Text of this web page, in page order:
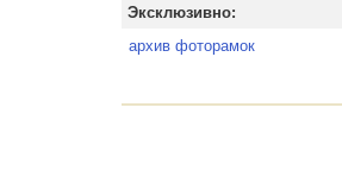
Эксклюзивно:
архив фоторамок